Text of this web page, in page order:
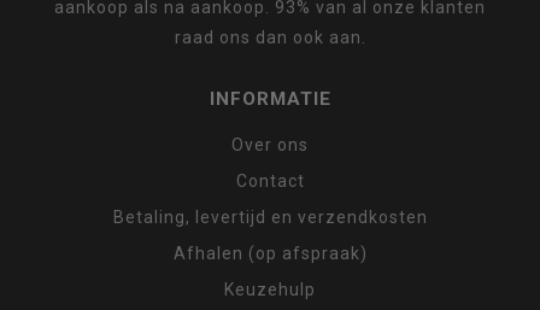
aankoop als na aankoop. 93% van al onze klanten
raad ons dan ook aan.
INFORMATIE
Over ons
Contact
Betaling, levertijd en verzendkosten
Afhalen (op afspraak)
Keuzehulp